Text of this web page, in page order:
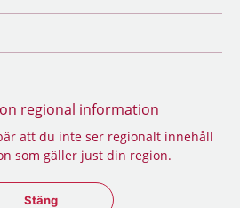
regional information
att du inte ser regionalt innehåll
som gäller just din region.
Stäng regionsväljaren
Stäng